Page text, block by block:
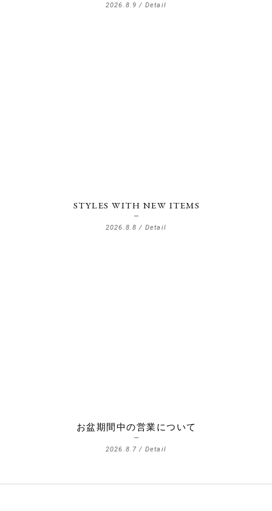
2026.8.9 / Detail
STYLES WITH NEW ITEMS
2026.8.8 / Detail
お盆期間中の営業について
2026.8.7 / Detail